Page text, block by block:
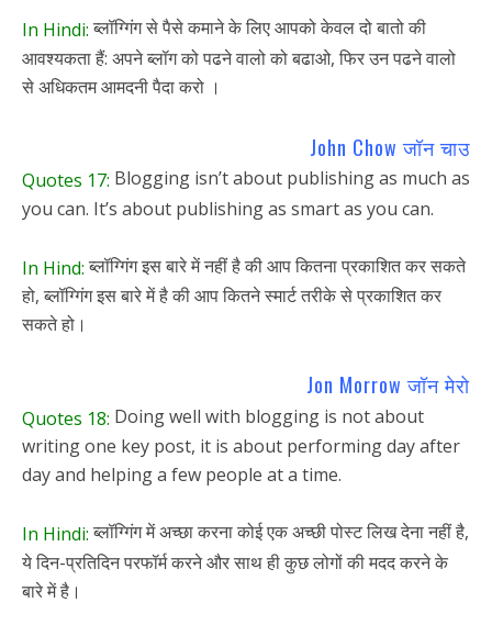
In Hindi:ब्लॉग्गिंग से पैसे कमाने के लिए आपको केवल दो बातो की
आवश्यकता हैं: अपने ब्लॉग को पढने वालो को बढाओ, फिर उन पढने वालो
से अधिकतम आमदनी पैदा करो ।
John Chow जॉन चाउ
Quotes 17: Blogging isn’t about publishing as much as
you can. It’s about publishing as smart as you can.
In Hind:ब्लॉग्गिंग इस बारे में नहीं है की आप कितना प्रकाशित कर सकते
हो, ब्लॉग्गिंग इस बारे में है की आप कितने स्मार्ट तरीके से प्रकाशित कर
सकते हो।
Jon Morrow जॉन मेरो
Quotes 18: Doing well with blogging is not about
writing one key post, it is about performing day after
day and helping a few people at a time.
In Hindi:ब्लॉग्गिंग में अच्छा करना कोई एक अच्छी पोस्ट लिख देना नहीं है,
ये दिन-प्रतिदिन परफॉर्म करने और साथ ही कुछ लोगों की मदद करने के
बारे में है।